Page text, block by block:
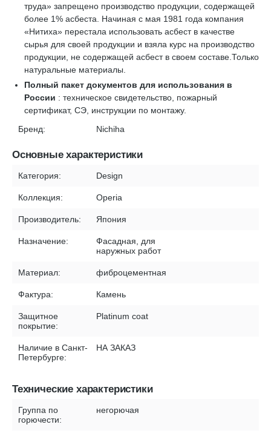
труда» запрещено производство продукции, содержащей
более 1% асбеста. Начиная с мая 1981 года компания
«Нитиха» перестала использовать асбест в качестве
сырья для своей продукции и взяла курс на производство
продукции, не содержащей асбест в своем составе.Только
натуральные материалы.
Полный пакет документов для использования в
России : техническое свидетельство, пожарный
сертификат, СЭ, инструкции по монтажу.
Бренд:
Nichiha
Основные характеристики
Категория: Design
Коллекция: Operia
Производитель: Япония
Назначение:
Фасадная, для
наружных работ
Материал: фиброцементная
Фактура: Камень
Защитное
покрытие:
Platinum coat
Наличие в Санкт-
Петербурге:
НА ЗАКАЗ
Технические характеристики
Группа по
горючести:
негорючая